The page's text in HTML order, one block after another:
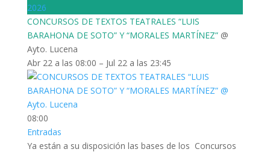
2026
CONCURSOS DE TEXTOS TEATRALES “LUIS
BARAHONA DE SOTO” Y “MORALES MARTÍNEZ” @
Ayto. Lucena
Abr 22 a las 08:00 – Jul 22 a las 23:45
08:00
Entradas
Ya están a su disposición las bases de los Concursos